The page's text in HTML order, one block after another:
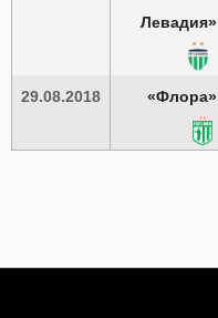
Левадия»
29.08.2018 «Флора»